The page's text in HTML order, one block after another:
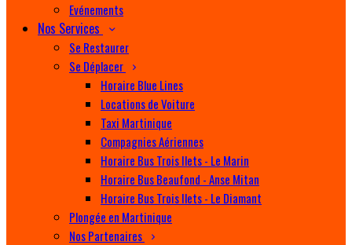
Evénements
Nos Services
Se Restaurer
Se Déplacer
Horaire Blue Lines
Locations de Voiture
Taxi Martinique
Compagnies Aériennes
Horaire Bus Trois Ilets - Le Marin
Horaire Bus Beaufond - Anse Mitan
Horaire Bus Trois Ilets - Le Diamant
Plongée en Martinique
Nos Partenaires